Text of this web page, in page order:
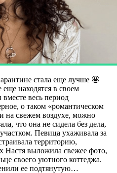
стала еще лучше 🤩
находятся в своем
весь период
о таком «романтическом
на свежем воздухе, можно
что она не сидела без дела,
Певица ухаживала за
территорию,
выложила свежее фото,
своего уютного коттеджа.
ее подтянутую…